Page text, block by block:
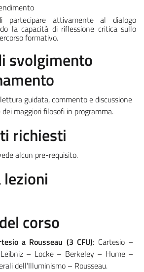
partecipare attivamente al dialogo
la capacità di riflessione critica sullo
formativo.
svolgimento
lettura guidata,commentoediscussione
dei maggiorifilosofi in programma.
richiesti
alcun pre-requisito.
lezioni
corso
a Rousseau (3 CFU): Cartesio –
Leibniz – Locke – Berkeley – Hume –
dell’Illuminismo – Rousseau.